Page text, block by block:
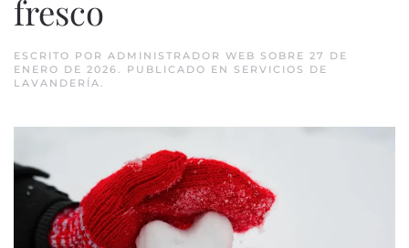
fresco
ESCRITO POR ADMINISTRADOR WEB SOBRE 27 DE
ENERO DE 2026. PUBLICADO EN SERVICIOS DE
LAVANDERÍA.